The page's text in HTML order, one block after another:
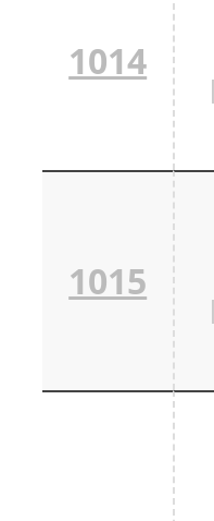
1014
1015